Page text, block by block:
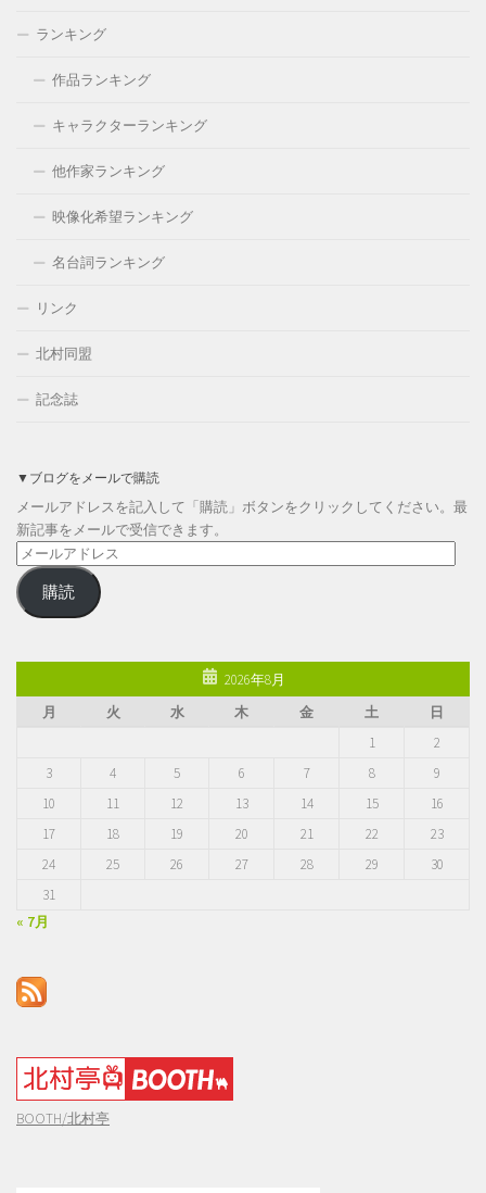
ランキング
作品ランキング
キャラクターランキング
他作家ランキング
映像化希望ランキング
名台詞ランキング
リンク
北村同盟
記念誌
▼ブログをメールで購読
メールアドレスを記入して「購読」ボタンをクリックしてください。最
新記事をメールで受信できます。
メ
ー
ル
ア
レ
購読
2026年8月
月
火 水 木 金 土
日
1
2
3
4 5 6 7 8
9
10
11 12 13 14 15
16
17
18 19 20 21 22
23
24
25 26 27 28 29
30
31
« 7月
BOOTH/北村亭